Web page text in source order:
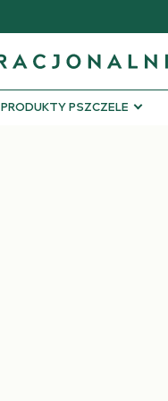
PRODUKTY PSZCZELE